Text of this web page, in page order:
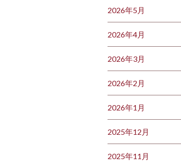
2026年5月
2026年4月
2026年3月
2026年2月
2026年1月
2025年12月
2025年11月